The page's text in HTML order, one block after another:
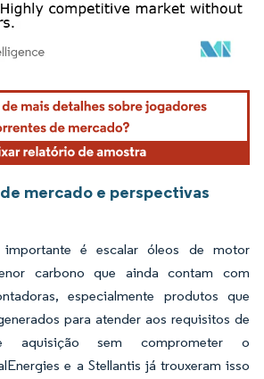
O reuso requer atribuição conforme CC BY 4.0.
mercado e perspectivas
importante é escalar óleos de motor
carbono que ainda contam com
especialmente produtos que
para atender aos requisitos de
e aquisição sem comprometer o
e a Stellantis já trouxeram isso